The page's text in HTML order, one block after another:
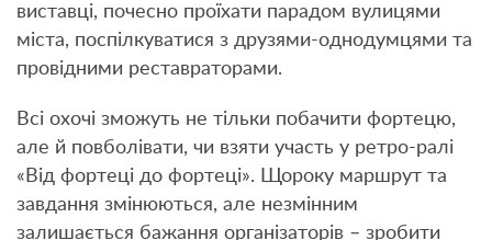
виставці, почесно проїхати парадом вулицями
міста, поспілкуватися з друзями-однодумцями та
провідними реставраторами.
Всі охочі зможуть не тільки побачити фортецю,
але й повболівати, чи взяти участь у ретро-ралі
«Від фортеці до фортеці». Щороку маршрут та
завдання змінюються, але незмінним
залишається бажання організаторів – зробити